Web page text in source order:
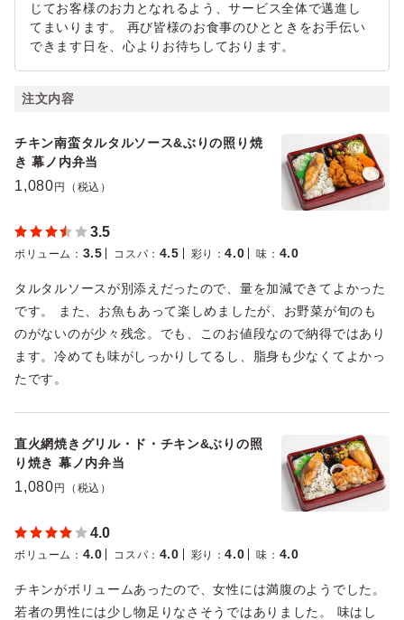
じてお客様のお力となれるよう、サービス全体で邁進し
てまいります。 再び皆様のお食事のひとときをお手伝い
できます日を、心よりお待ちしております。
注文内容
チキン南蛮タルタルソース&ぶりの照り焼
き 幕ノ内弁当
1,080 円（税込）
3.5
ボリューム ： 3.5 コスパ ： 4.5 彩り ：4.0 味 ： 4.0
タルタルソースが別添えだったので、量を加減できてよかった
です。 また、お魚もあって楽しめましたが、お野菜が旬のも
のがないのが少々残念。でも、このお値段なので納得ではあり
ます。冷めても味がしっかりしてるし、脂身も少なくてよかっ
たです。
直火網焼きグリル・ド・チキン&ぶりの照
り焼き 幕ノ内弁当
1,080 円（税込）
4.0
ボリューム ： 4.0 コスパ ： 4.0 彩り ：4.0 味 ： 4.0
チキンがボリュームあったので、女性には満腹のようでした。
若者の男性には少し物足りなさそうではありました。 味はし